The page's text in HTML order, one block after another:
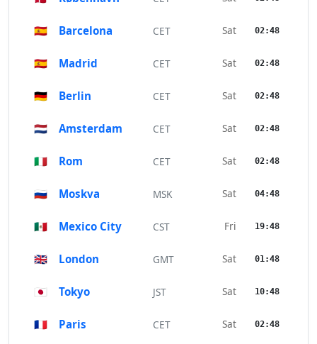
🇪🇸 Barcelona CET Sat 02:48
🇪🇸 Madrid CET Sat 02:48
🇩🇪 Berlin CET Sat 02:48
🇳🇱 Amsterdam CET Sat 02:48
🇮🇹 Rom CET Sat 02:48
🇷🇺 Moskva MSK Sat 04:48
🇲🇽 Mexico City CST Fri 19:48
🇬🇧 London GMT Sat 01:48
🇯🇵 Tokyo JST Sat 10:48
🇫🇷 Paris CET Sat 02:48